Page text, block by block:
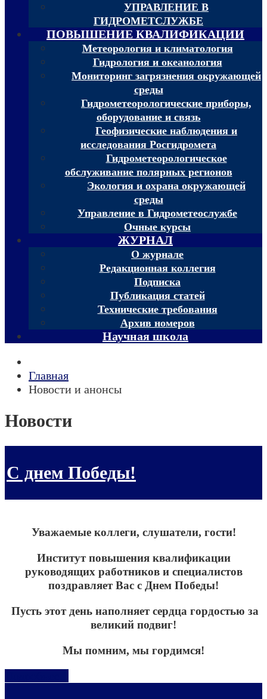
УПРАВЛЕНИЕ В
ГИДРОМЕТСЛУЖБЕ
ПОВЫШЕНИЕ КВАЛИФИКАЦИИ
Метеорология и климатология
Гидрология и океанология
Мониторинг загрязнения окружающей
среды
Гидрометеорологические приборы,
оборудование и связь
Геофизические наблюдения и
исследования Росгидромета
Гидрометеорологическое
обслуживание полярных регионов
Экология и охрана окружающей
среды
Управление в Гидрометеослужбе
Очные курсы
ЖУРНАЛ
О журнале
Редакционная коллегия
Подписка
Публикация статей
Технические требования
Архив номеров
Научная школа
Главная
Новости и анонсы
Новости
С днем Победы!
Уважаемые коллеги, слушатели, гости!
Институт повышения квалификации
руководящих работников и специалистов
поздравляет Вас с Днем Победы!
Пусть этот день наполняет сердца гордостью за
великий подвиг!
Мы помним, мы гордимся!